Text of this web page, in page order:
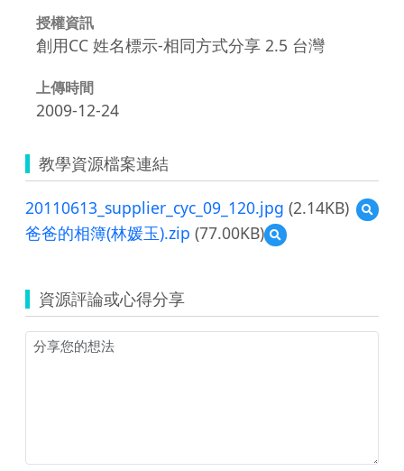
授權資訊
創用CC 姓名標示-相同方式分享 2.5 台灣
上傳時間
2009-12-24
教學資源檔案連結
20110613_supplier_cyc_09_120.jpg (2.14KB)
預
覽
爸爸的相簿(林媛玉).zip (77.00KB)
預
覽
相
簿
資源評論或心得分享